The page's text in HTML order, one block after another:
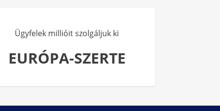
Ügyfelek millióit szolgáljuk ki
EURÓPA-SZERTE